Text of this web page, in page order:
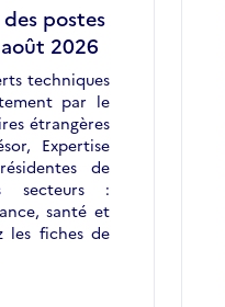
postes
2026
techniques
par le
étrangères
Expertise
de
secteurs :
santé et
les fiches de